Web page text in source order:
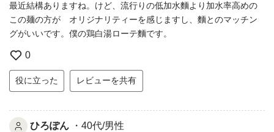
最近結構ありますね。けど、流行りの低加水麵より加水率高めの
この麺の方が オリジナリティーを感じますし、麵とのマッチン
グがいいです。僕の鶏白湯ローテ麵です。
0
役に立った レビューを共有
ひろぽん ・40代/男性